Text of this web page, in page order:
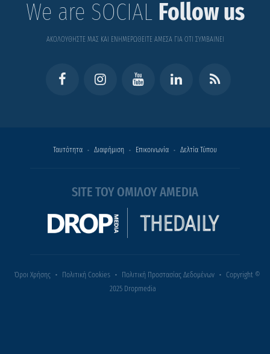
We are SOCIAL Follow us
ΑΚΟΛΟΥΘΗΣΤΕ ΜΑΣ ΚΑΙ ΕΝΗΜΕΡΩΘΕΙΤΕ ΑΜΕΣΑ ΓΙΑ ΟΤΙ ΣΥΜΒΑΙΝΕΙ
Ταυτότητα Διαφήμιση Επικοινωνία Δελτία Τύπου
SITE ΤΟΥ ΟΜΙΛΟΥ AMEDIA
Όροι Χρήσης Πολιτική Cookies Πολιτική Προστασίας Δεδομένων
Copyright ©
2025 Dropmedia